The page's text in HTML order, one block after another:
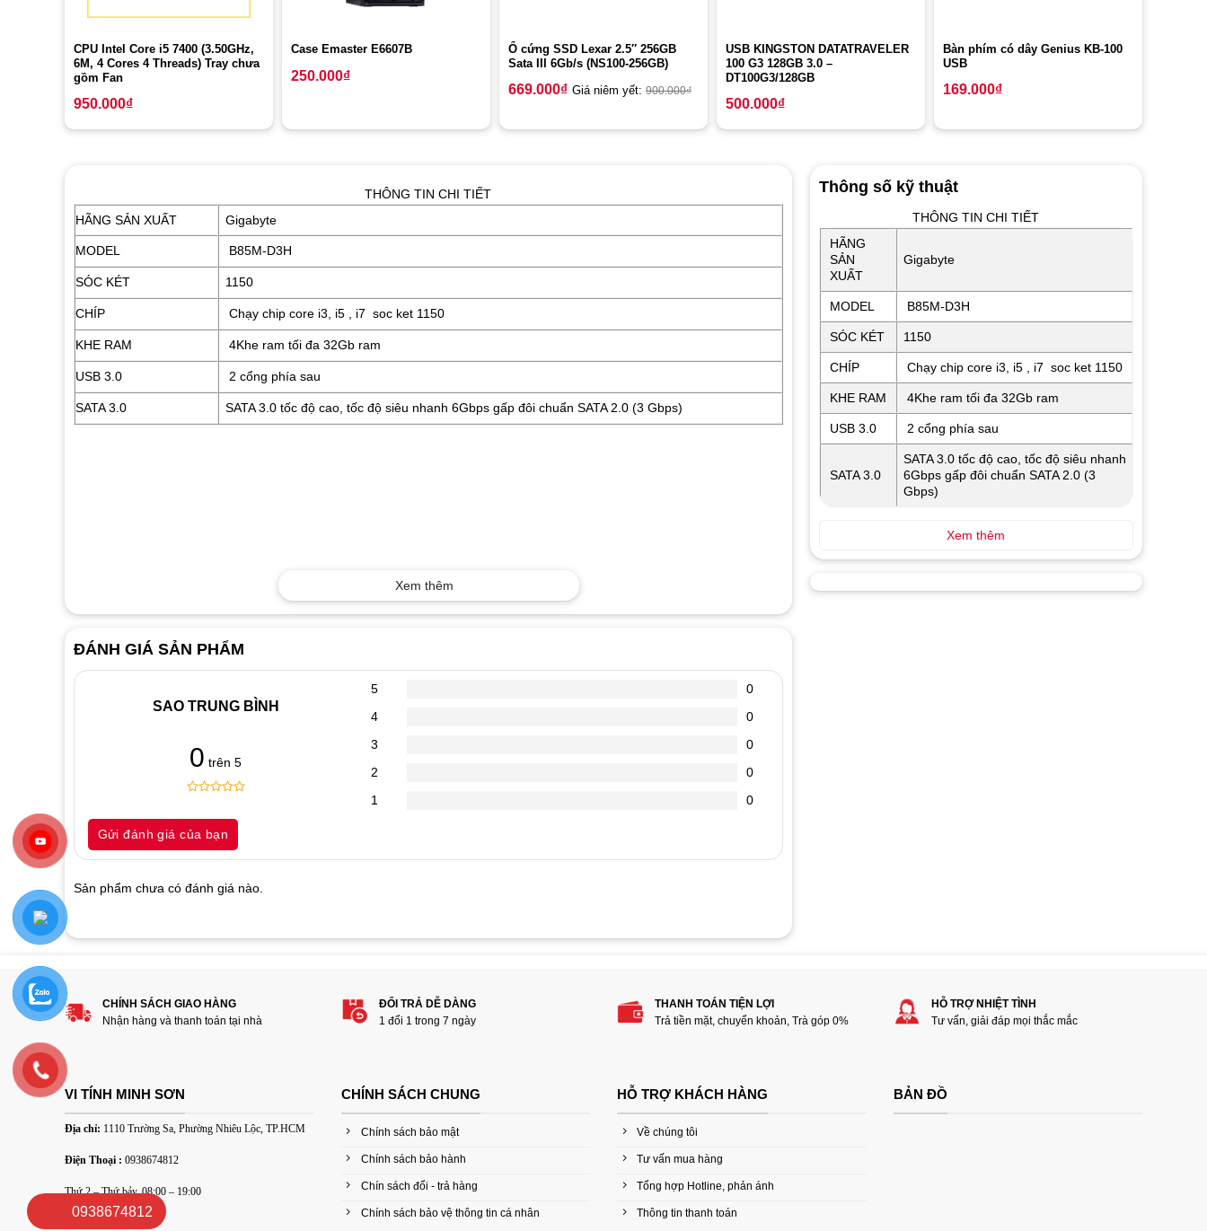
CPU Intel Core i5 7400 (3.50GHz,
6M, 4 Cores 4 Threads) Tray chưa
gồm Fan
950.000₫
Case Emaster E6607B
250.000₫
Ổ cứng SSD Lexar 2.5″ 256GB
Sata III 6Gb/s (NS100-256GB)
669.000₫ Giá niêm yết: 900.000₫
USB KINGSTON DATATRAVELER
100 G3 128GB 3.0 –
DT100G3/128GB
500.000₫
Bàn phím có dây Genius KB-100
USB
169.000₫
THÔNG TIN CHI TIẾT
HÃNG SẢN XUẤT
Gigabyte
MODEL B85M-D3H
SÓC KÉT 1150
CHÍP Chạy chip core i3, i5 , i7 soc ket 1150
KHE RAM 4Khe ram tối đa 32Gb ram
USB 3.0 2 cổng phía sau
SATA 3.0 SATA 3.0 tốc độ cao, tốc độ siêu nhanh 6Gbps gấp đôi chuẩn SATA 2.0 (3 Gbps)
Xem thêm
ĐÁNH GIÁ SẢN PHẨM
SAO TRUNG BÌNH
0 trên 5
out
of
based
ratings
5
0
4
0
3
0
2
0
1
0
Gửi đánh giá của bạn
Sản phẩm chưa có đánh giá nào.
Hãy là người đánh giá đầu tiên cho sản phẩm “Mainboard Gigabyte B85M-D3H”
Đánh giá của bạn
Thông số kỹ thuật
THÔNG TIN CHI TIẾT
HÃNG
SẢN
XUẤT
Gigabyte
MODEL B85M-D3H
SÓC KÉT 1150
CHÍP Chạy chip core i3, i5 , i7 soc ket 1150
KHE RAM 4Khe ram tối đa 32Gb ram
USB 3.0 2 cổng phía sau
SATA 3.0
SATA 3.0 tốc độ cao, tốc độ siêu nhanh
6Gbps gấp đôi chuẩn SATA 2.0 (3
Gbps)
Xem thêm
CHÍNH SÁCH GIAO HÀNG
Nhận hàng và thanh toán tại nhà
ĐỔI TRẢ DỄ DÀNG
1 đổi 1 trong 7 ngày
THANH TOÁN TIỆN LỢI
Trả tiền mặt, chuyển khoản, Trà góp 0%
HỖ TRỢ NHIỆT TÌNH
Tư vấn, giải đáp mọi thắc mắc
VI TÍNH MINH SƠN
Địa chỉ: 1110 Trường Sa, Phường Nhiêu Lộc, TP.HCM
Điện Thoại : 0938674812
Thứ 2 – Thứ bảy, 08:00 – 19:00
CHÍNH SÁCH CHUNG
Chính sách bảo mật
Chính sách bảo hành
Chín sách đổi - trả hàng
Chính sách bảo vệ thông tin cá nhân
HỖ TRỢ KHÁCH HÀNG
Về chúng tôi
Tư vấn mua hàng
Tổng hợp Hotline, phản ánh
Thông tin thanh toán
BẢN ĐỒ
0938674812